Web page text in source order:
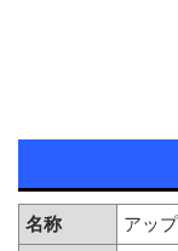
名称
アッ